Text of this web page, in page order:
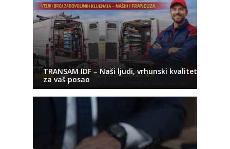
TRANSAM IDF – Naši ljudi, vrhunski kvalitet
za vaš posao